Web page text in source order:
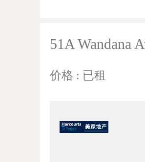
51A Wandana
价格 : 已租